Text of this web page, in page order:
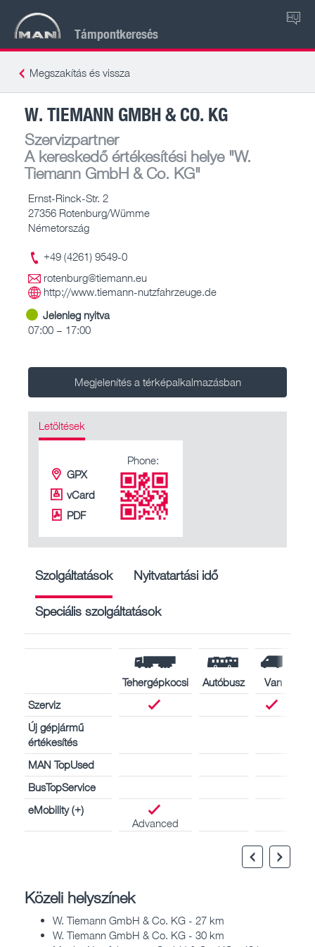
Támpontkeresés
HU
Megszakítás és vissza
W. TIEMANN GMBH & CO. KG
Szervizpartner
A kereskedő értékesítési helye"W.
Tiemann GmbH & Co. KG"
Ernst-Rinck-Str. 2
27356 Rotenburg/Wümme
Németország
+49 (4261) 9549-0
rotenburg@tiemann.eu
http://www.tiemann-nutzfahrzeuge.de
Jelenleg nyitva
07:00 – 17:00
Megjelenítés a térképalkalmazásban
Letöltések
GPX
vCard
PDF
Phone:
Szolgáltatások Nyitvatartási idő
Speciális szolgáltatások
Tehergépkocsi Autóbusz
Van
Szerviz
Új gépjármű
értékesítés
MAN TopUsed
BusTopService
eMobility (+)
Advanced
Közeli helyszínek
W. Tiemann GmbH & Co. KG - 27 km
W. Tiemann GmbH & Co. KG - 30 km